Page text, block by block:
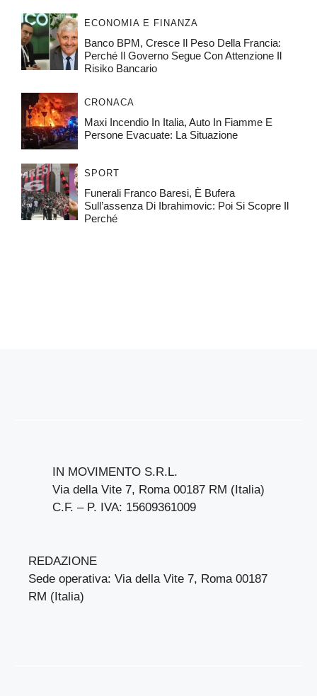
ECONOMIA E FINANZA
Banco BPM, Cresce Il Peso Della Francia:
Perché Il Governo Segue Con Attenzione Il
Risiko Bancario
CRONACA
Maxi Incendio In Italia, Auto In Fiamme E
Persone Evacuate: La Situazione
SPORT
Funerali Franco Baresi, È Bufera
Sull’assenza Di Ibrahimovic: Poi Si Scopre Il
Perché
IN MOVIMENTO S.R.L.
Via della Vite 7, Roma 00187 RM (Italia)
C.F. – P. IVA: 15609361009
REDAZIONE
Sede operativa: Via della Vite 7, Roma 00187
RM (Italia)